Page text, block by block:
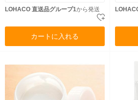
LOHACO 直送品グループ1から発送
カートに入れる